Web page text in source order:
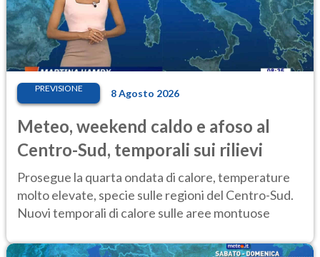
PREVISIONE 8 Agosto 2026
Meteo, weekend caldo e afoso al
Centro-Sud, temporali sui rilievi
Prosegue la quarta ondata di calore, temperature
molto elevate, specie sulle regioni del Centro-Sud.
Nuovi temporali di calore sulle aree montuose